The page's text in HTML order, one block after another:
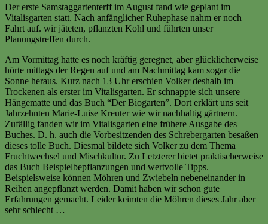
Der erste Samstaggartenterff im August fand wie geplant im
Vitalisgarten statt. Nach anfänglicher Ruhephase nahm er noch
Fahrt auf. wir jäteten, pflanzten Kohl und führten unser
Planungstreffen durch.
Am Vormittag hatte es noch kräftig geregnet, aber glücklicherweise
hörte mittags der Regen auf und am Nachmittag kam sogar die
Sonne heraus. Kurz nach 13 Uhr erschien Volker deshalb im
Trockenen als erster im Vitalisgarten. Er schnappte sich unsere
Hängematte und das Buch “Der Biogarten”. Dort erklärt uns seit
Jahrzehnten Marie-Luise Kreuter wie wir nachhaltig gärtnern.
Zufällig fanden wir im Vitalisgarten eine frühere Ausgabe des
Buches. D. h. auch die Vorbesitzenden des Schrebergarten besaßen
dieses tolle Buch. Diesmal bildete sich Volker zu dem Thema
Fruchtwechsel und Mischkultur. Zu Letzterer bietet praktischerweise
das Buch Beispielbepflanzungen und wertvolle Tipps.
Beispielsweise können Möhren und Zwiebeln nebeneinander in
Reihen angepflanzt werden. Damit haben wir schon gute
Erfahrungen gemacht. Leider keimten die Möhren dieses Jahr aber
sehr schlecht …